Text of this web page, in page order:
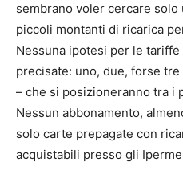
sembrano voler cercare solo
piccoli montanti di ricarica
Nessuna ipotesi per le
precisate: uno, due, forse
– che si posizioneranno tra i
Nessun abbonamento,
solo carte prepagate con
acquistabili presso gli